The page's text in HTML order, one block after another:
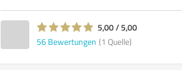
5,00 / 5,00
56 Bewertungen (1 Quelle)